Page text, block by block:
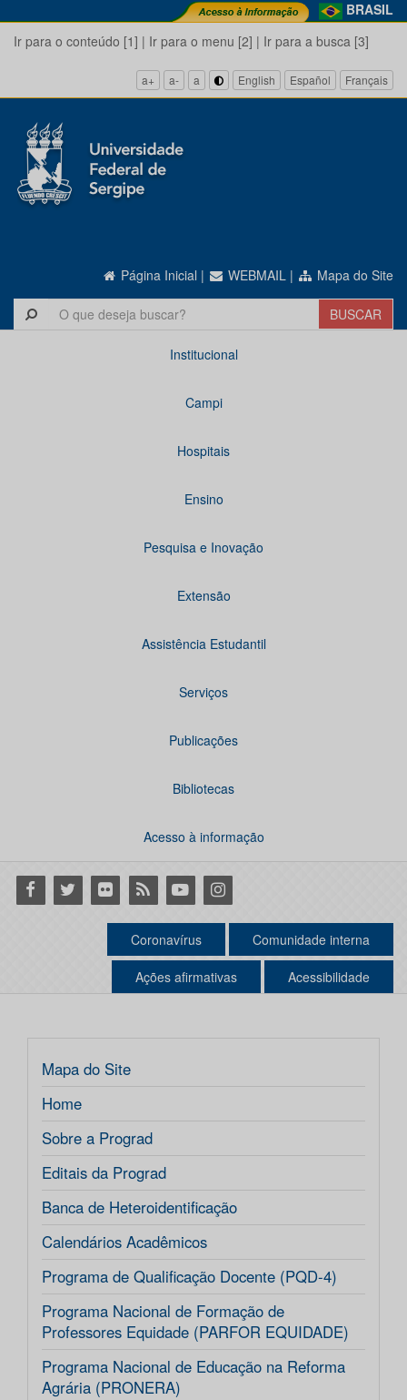
BRASIL
Ir para o conteúdo [1] | Ir para o menu [2] | Ir para a busca [3]
a+ a- a English Español Français
Página Inicial | WEBMAIL | Mapa do Site
Institucional
Campi
Hospitais
Ensino
Pesquisa e Inovação
Extensão
Assistência Estudantil
Serviços
Publicações
Bibliotecas
Acesso à informação
Facebook
Twitter Flickr RSS YoutubeInstagram
Coronavírus Comunidade interna
Ações afirmativas Acessibilidade
Mapa do Site
Home
Sobre a Prograd
Editais da Prograd
Banca de Heteroidentificação
Calendários Acadêmicos
Programa de Qualificação Docente (PQD-4)
Programa Nacional de Formação de
Professores Equidade (PARFOR EQUIDADE)
Programa Nacional de Educação na Reforma
Agrária (PRONERA)